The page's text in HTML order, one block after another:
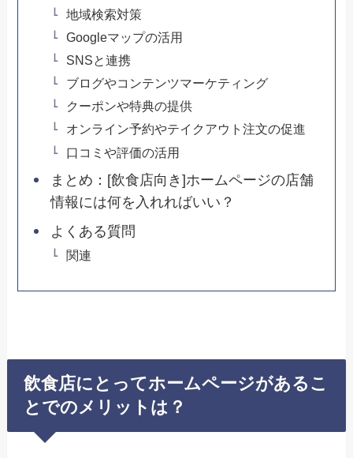
地域検索対策
Googleマップの活用
SNSと連携
ブログやコンテンツマーケティング
クーポンや特典の提供
オンライン予約やテイクアウト注文の促進
口コミや評価の活用
まとめ：[飲食店向き]ホームページの店舗
情報には何を入れればいい？
よくある質問
関連
飲食店にとってホームページがあるこ
とでのメリットは？